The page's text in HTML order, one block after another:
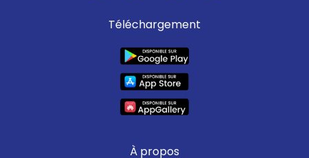
Téléchargement
À propos